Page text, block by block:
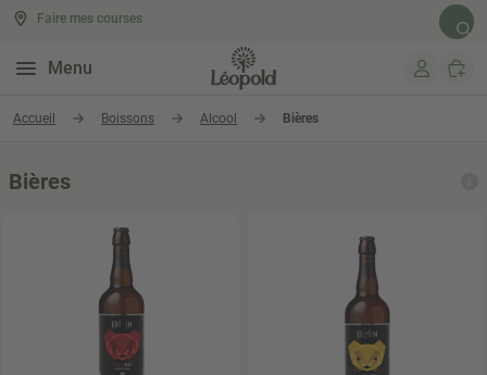
Aller au contenu
Menu
Faire mes courses
Accueil Boissons Alcool Bières
Bières